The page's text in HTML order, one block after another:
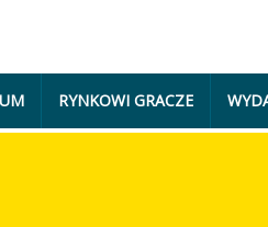
RYNKOWI GRACZE